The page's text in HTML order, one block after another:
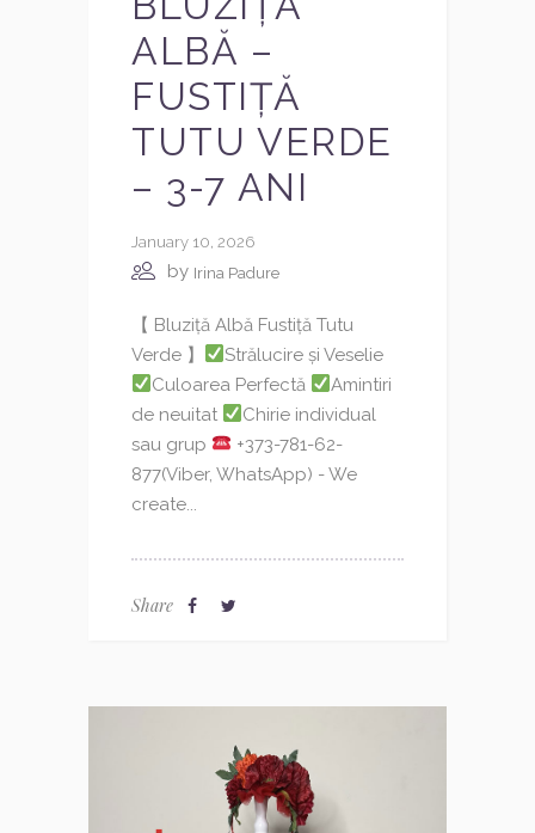
ALBĂ –
FUSTIȚĂ
TUTU VERDE
– 3-7 ANI
January 10, 2026
by Irina Padure
【 Bluziță Albă Fustiță Tutu
Verde 】
Strălucire și Veselie
Culoarea Perfectă
Amintiri
de neuitat
Chirie individual
sau grup
+373-781-62-
877(Viber, WhatsApp) - We
create...
Share